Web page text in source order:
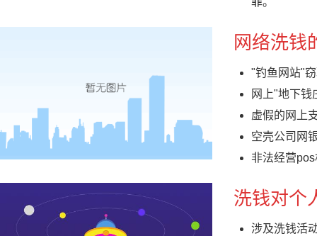
网络洗钱
"钓鱼网站"
网上"地下钱
虚假的网上
空壳公司网
非法经营
洗钱对个
涉及洗钱活